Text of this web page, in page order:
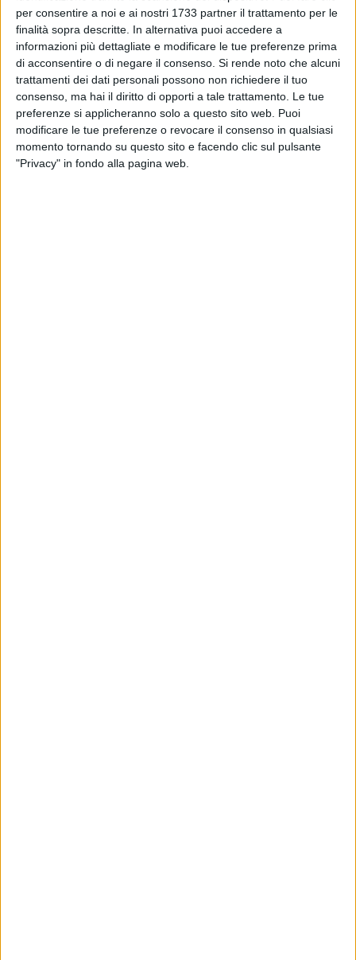
per consentire a noi e ai nostri 1733 partner il trattamento per le
finalità sopra descritte. In alternativa puoi accedere a
informazioni più dettagliate e modificare le tue preferenze prima
di acconsentire o di negare il consenso. Si rende noto che alcuni
trattamenti dei dati personali possono non richiedere il tuo
consenso, ma hai il diritto di opporti a tale trattamento. Le tue
preferenze si applicheranno solo a questo sito web. Puoi
modificare le tue preferenze o revocare il consenso in qualsiasi
momento tornando su questo sito e facendo clic sul pulsante
"Privacy" in fondo alla pagina web.
Nella ricorrenza dell'8° Centenario delle Stimmate ricevute da
San Francesco di Assisi sul monte Verna nel settembre
1224, la F
amiglia francescana di Giovinazzo
celebrerà la
solennità delTransito del Serafico Santocon una
meditazione in parole e musica, che percorre alcune tappe
della sua santità, da San Damiano fino al dono dell' "ultimo
sigillo" impresso da Cristo nel suo corpo. Un dialogo a più
voci basato sulle Fonti Francescane, che descrive momenti
della esperienza spirituale col Divino e della sua incredibile,